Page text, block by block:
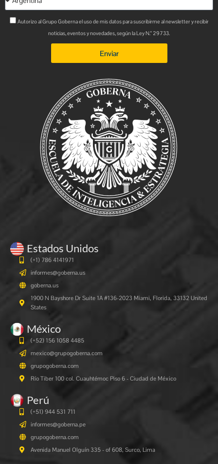
Autorizo al Grupo Goberna el uso de mis datos para suscribirme al newsletter y recibir
noticias, eventos y novedades, según la Ley N.° 29733.
Enviar
Estados Unidos
(+1) 786 4141971
informes@goberna.us
goberna.us
1900 N Bayshore Dr Suite 1A #136-2023 Miami, Florida, 33132 United
States
México
(+52) 156 1058 4485
mexico@grupogoberna.com
grupogoberna.com
Río Tiber 100 col. Cuauhtémoc Piso 6 - Ciudad de México
Perú
(+51) 944 531 711
informes@goberna.pe
grupogoberna.com
Avenida Manuel Olguín 335 - of 608, Surco, Lima